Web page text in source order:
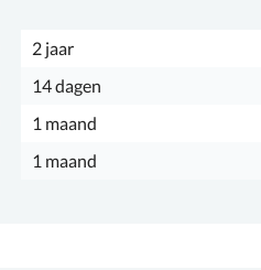
2 jaar
14 dagen
1 maand
1 maand